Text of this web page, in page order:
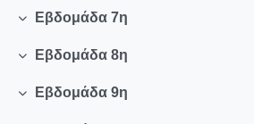
Collapse
Εβδομάδα 7η
Collapse
Εβδομάδα 8η
Collapse
Εβδομάδα 9η